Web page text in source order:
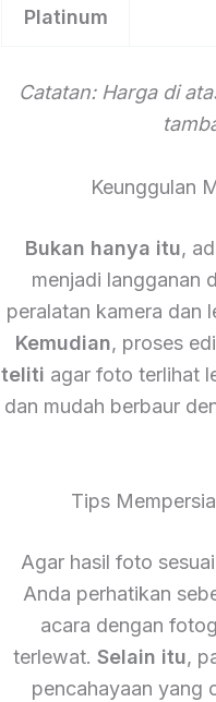
Platinum
Catatan: Harga di
Keunggulan
Bukan hanya itu,
menjadi langganan
peralatan kamera dan
Kemudian, proses
teliti agar foto terlihat
dan mudah berbaur
Tips
Agar hasil foto
Anda perhatikan
acara dengan
terlewat. Selain itu,
pencahayaan yang